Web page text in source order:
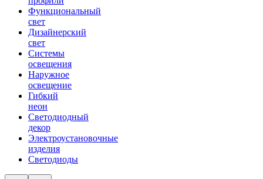
Функциональный
свет
Дизайнерский
свет
Системы
освещения
Наружное
освещение
Гибкий
неон
Светодиодный
декор
Электроустановочные
изделия
Светодиоды